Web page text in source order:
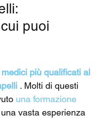
puoi
medici più qualificati al
. Molti di questi
una formazione
vasta esperienza